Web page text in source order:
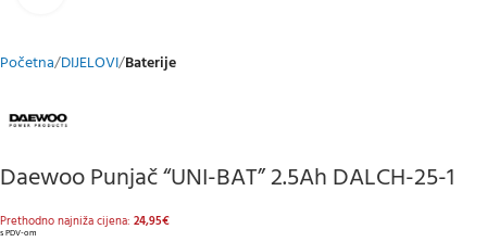
Početna DIJELOVI Baterije
Daewoo Punjač “UNI-BAT” 2.5Ah DALCH-25-1
Prethodno najniža cijena: 24,95€
s PDV-om